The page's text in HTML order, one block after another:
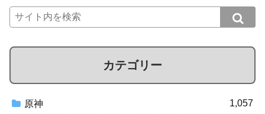
カテゴリー
原神 1,057